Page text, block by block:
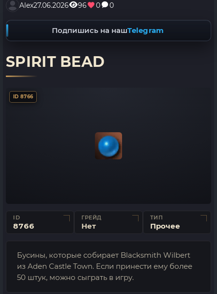
Alex27.06.2026 96 0 0
Подпишись на нашTelegram
SPIRIT BEAD
ID 8766
ID
8766
ГРЕЙД
Нет
ТИП
Прочее
Бусины, которые собирает Blacksmith Wilbert
из Aden Castle Town. Если принести ему более
50 штук, можно сыграть в игру.